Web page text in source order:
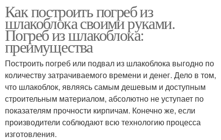
Как построить погреб из
шлакоблока своими руками.
Погреб из шлакоблока:
преимущества
Построить погреб или подвал из шлакоблока выгодно по
количеству затрачиваемого времени и денег. Дело в том,
что шлакоблок, являясь самым дешевым и доступным
строительным материалом, абсолютно не уступает по
показателям прочности кирпичам. Конечно же, если
производители соблюдают всю технологию процесса
изготовления.